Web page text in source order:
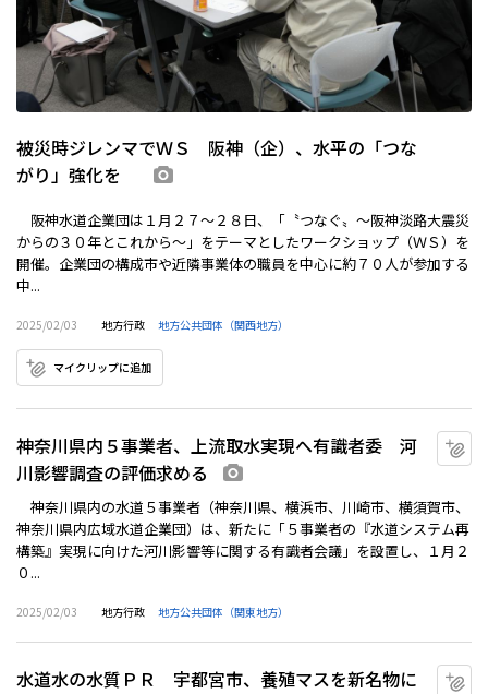
被災時ジレンマでＷＳ 阪神（企）、水平の「つな
がり」強化を
阪神水道企業団は１月２７～２８日、「〝つなぐ〟～阪神淡路大震災
からの３０年とこれから～」をテーマとしたワークショップ（ＷＳ）を
開催。企業団の構成市や近隣事業体の職員を中心に約７０人が参加する
中...
2025/02/03 地方行政 地方公共団体（関西地方）
マイクリップに追加
神奈川県内５事業者、上流取水実現へ有識者委 河
川影響調査の評価求める
神奈川県内の水道５事業者（神奈川県、横浜市、川崎市、横須賀市、
神奈川県内広域水道企業団）は、新たに「５事業者の『水道システム再
構築』実現に向けた河川影響等に関する有識者会議」を設置し、１月２
０...
2025/02/03 地方行政 地方公共団体（関東地方）
水道水の水質ＰＲ 宇都宮市、養殖マスを新名物に